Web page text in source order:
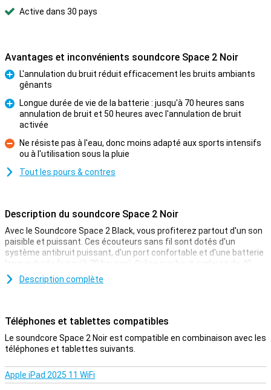
Active dans 30 pays
Avantages et inconvénients soundcore Space 2 Noir
Pour
L'annulation du bruit réduit efficacement les bruits ambiants
gênants
Pour
Longue durée de vie de la batterie : jusqu'à 70 heures sans
annulation de bruit et 50 heures avec l'annulation de bruit
activée
Contre
Ne résiste pas à l'eau, donc moins adapté aux sports intensifs
ou à l'utilisation sous la pluie
Tout les pours & contres
Description du soundcore Space 2 Noir
Avec le Soundcore Space 2 Black, vous profiterez partout d'un son
paisible et puissant. Ces écouteurs sans fil sont dotés d'un
système antibruit puissant, d'un port confortable et d'une batterie
longue durée (jusqu'à 70 heures). Grâce aux haut-parleurs de 40
mm, vous entendrez des détails clairs et des basses profondes.
Vous pouvez également recharger les écouteurs à la vitesse de
Audio pour une qualité sonore élevée.
Forte annulation du bruit
du bruit en 4 étapes qui filtre intelligemment les sons
perturbateurs. Pensez au bruit d'un avion, à la circulation ou à la
Description complète
Téléphones et tablettes compatibles
Le soundcore Space 2 Noir est compatible en combinaison avec les
téléphones et tablettes suivants.
Apple iPad 2025 11 WiFi